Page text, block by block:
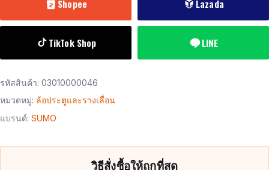
Shopee Lazada
TikTok Shop LINE
รหัสสินค้า: 03010000046
หมวดหมู่: ล้อประตูและรางเลื่อน
แบรนด์: SUMO
วิธีสั่งซื้อให้ถูกที่สุด